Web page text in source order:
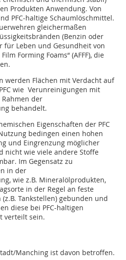
Produkten Anwendung. Von
PFC-haltige Schaumlöschmittel.
gleichermaßen
(Benzin oder
für Leben und Gesundheit von
Forming Foams“ (AFFF), die
werden Flächen mit Verdacht auf
wie Verunreinigungen mit
der
behandelt.
Eigenschaften der PFC
bedingen einen hohen
und Eingrenzung möglicher
nicht wie viele andere Stoffe
Im Gegensatz zu
in der
wie z.B. Mineralölprodukten,
in der Regel an feste
Tankstellen) gebunden und
diese bei PFC-haltigen
verteilt sein.
Manching ist davon betroffen.